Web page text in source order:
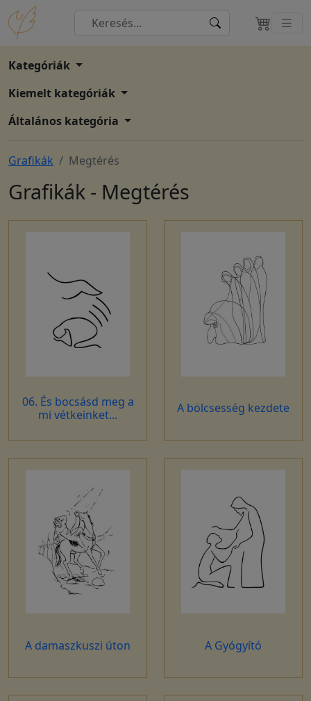
Kategóriák
Kiemelt kategóriák
Általános kategória
Grafikák Megtérés
Grafikák - Megtérés
06. És bocsásd meg a
mi vétkeinket...
A bölcsesség kezdete
A damaszkuszi úton A Gyógyító